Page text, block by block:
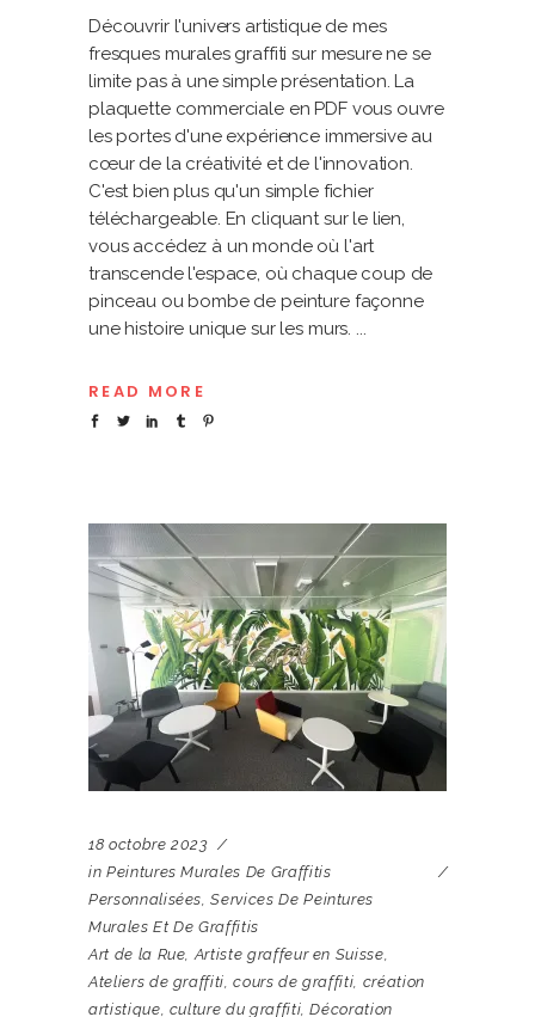
Découvrir l'univers artistique de mes
fresques murales graffiti sur mesure ne se
limite pas à une simple présentation. La
plaquette commerciale en PDF vous ouvre
les portes d'une expérience immersive au
cœur de la créativité et de l'innovation.
C'est bien plus qu'un simple fichier
téléchargeable. En cliquant sur le lien,
vous accédez à un monde où l'art
transcende l'espace, où chaque coup de
pinceau ou bombe de peinture façonne
une histoire unique sur les murs.
READ MORE
18 octobre 2023
in Peintures Murales De Graffitis
Personnalisées ,Services De Peintures
Murales Et De Graffitis
Art de la Rue Artiste graffeur en Suisse
Ateliers de graffiti ,cours de graffiti création
artistique culture du graffiti ,Décoration